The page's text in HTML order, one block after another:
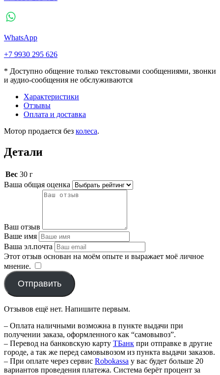
WhatsApp
+7 9930 295 626
* Доступно общение только текстовыми сообщениями, звонки
и аудио-сообщения не обслуживаются
Характеристики
Отзывы
Оплата и доставка
Мотор продается без колеса.
Детали
Вес 30 г
Ваша общая оценка
Ваш отзыв
Ваше имя
Ваша эл.почта
Этот отзыв основан на моём опыте и выражает моё личное
мнение.
Отправить
Отзывов ещё нет. Напишите первым.
– Оплата наличными возможна в пункте выдачи при
получении заказа, оформленного как “самовывоз”.
– Перевод на банковскую карту TБанк при отправке в другие
городе, а так же перед самовывозом из пункта выдачи заказов.
– При оплате через сервис Robokassa у вас будет больше 20
вариантов проведения платежа. Система берёт процент за